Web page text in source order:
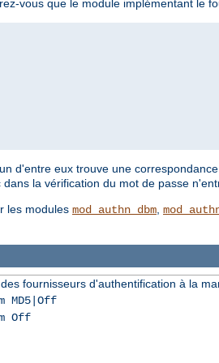
vous que le module implémentant le
d'entre eux trouve une
la vérification du mot de passe
les modules mod_authn_dbm
fournisseurs d'authentification à la
MD5|Off
Off